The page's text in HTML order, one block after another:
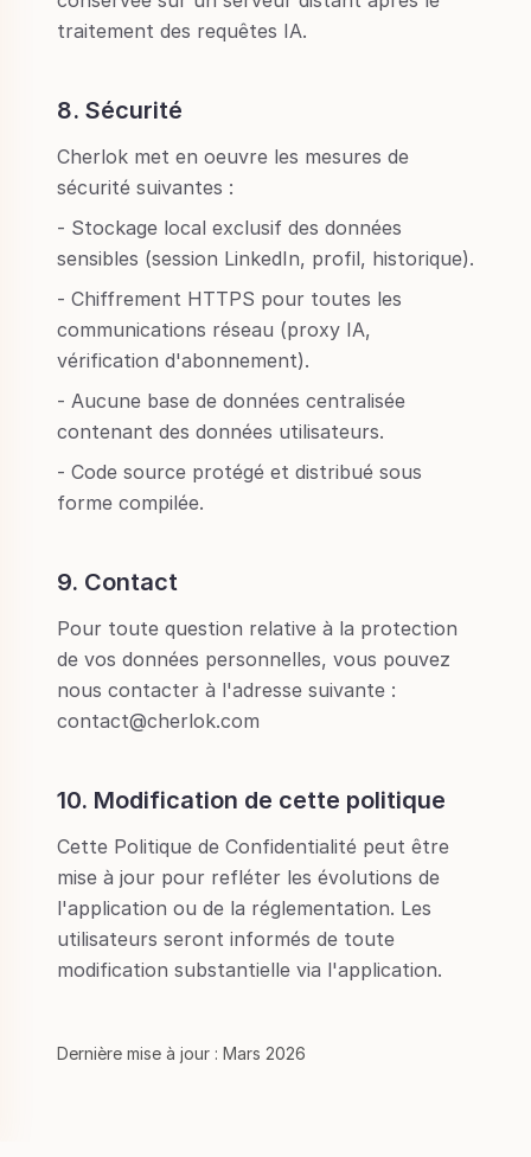
traitement des requêtes IA.
8. Sécurité
Cherlok met en oeuvre les mesures de
sécurité suivantes :
- Stockage local exclusif des données
sensibles (session LinkedIn, profil, historique).
- Chiffrement HTTPS pour toutes les
communications réseau (proxy IA,
vérification d'abonnement).
- Aucune base de données centralisée
contenant des données utilisateurs.
- Code source protégé et distribué sous
forme compilée.
9. Contact
Pour toute question relative à la protection
de vos données personnelles, vous pouvez
nous contacter à l'adresse suivante :
contact@cherlok.com
10. Modification de cette politique
Cette Politique de Confidentialité peut être
mise à jour pour refléter les évolutions de
l'application ou de la réglementation. Les
utilisateurs seront informés de toute
modification substantielle via l'application.
Dernière mise à jour : Mars 2026